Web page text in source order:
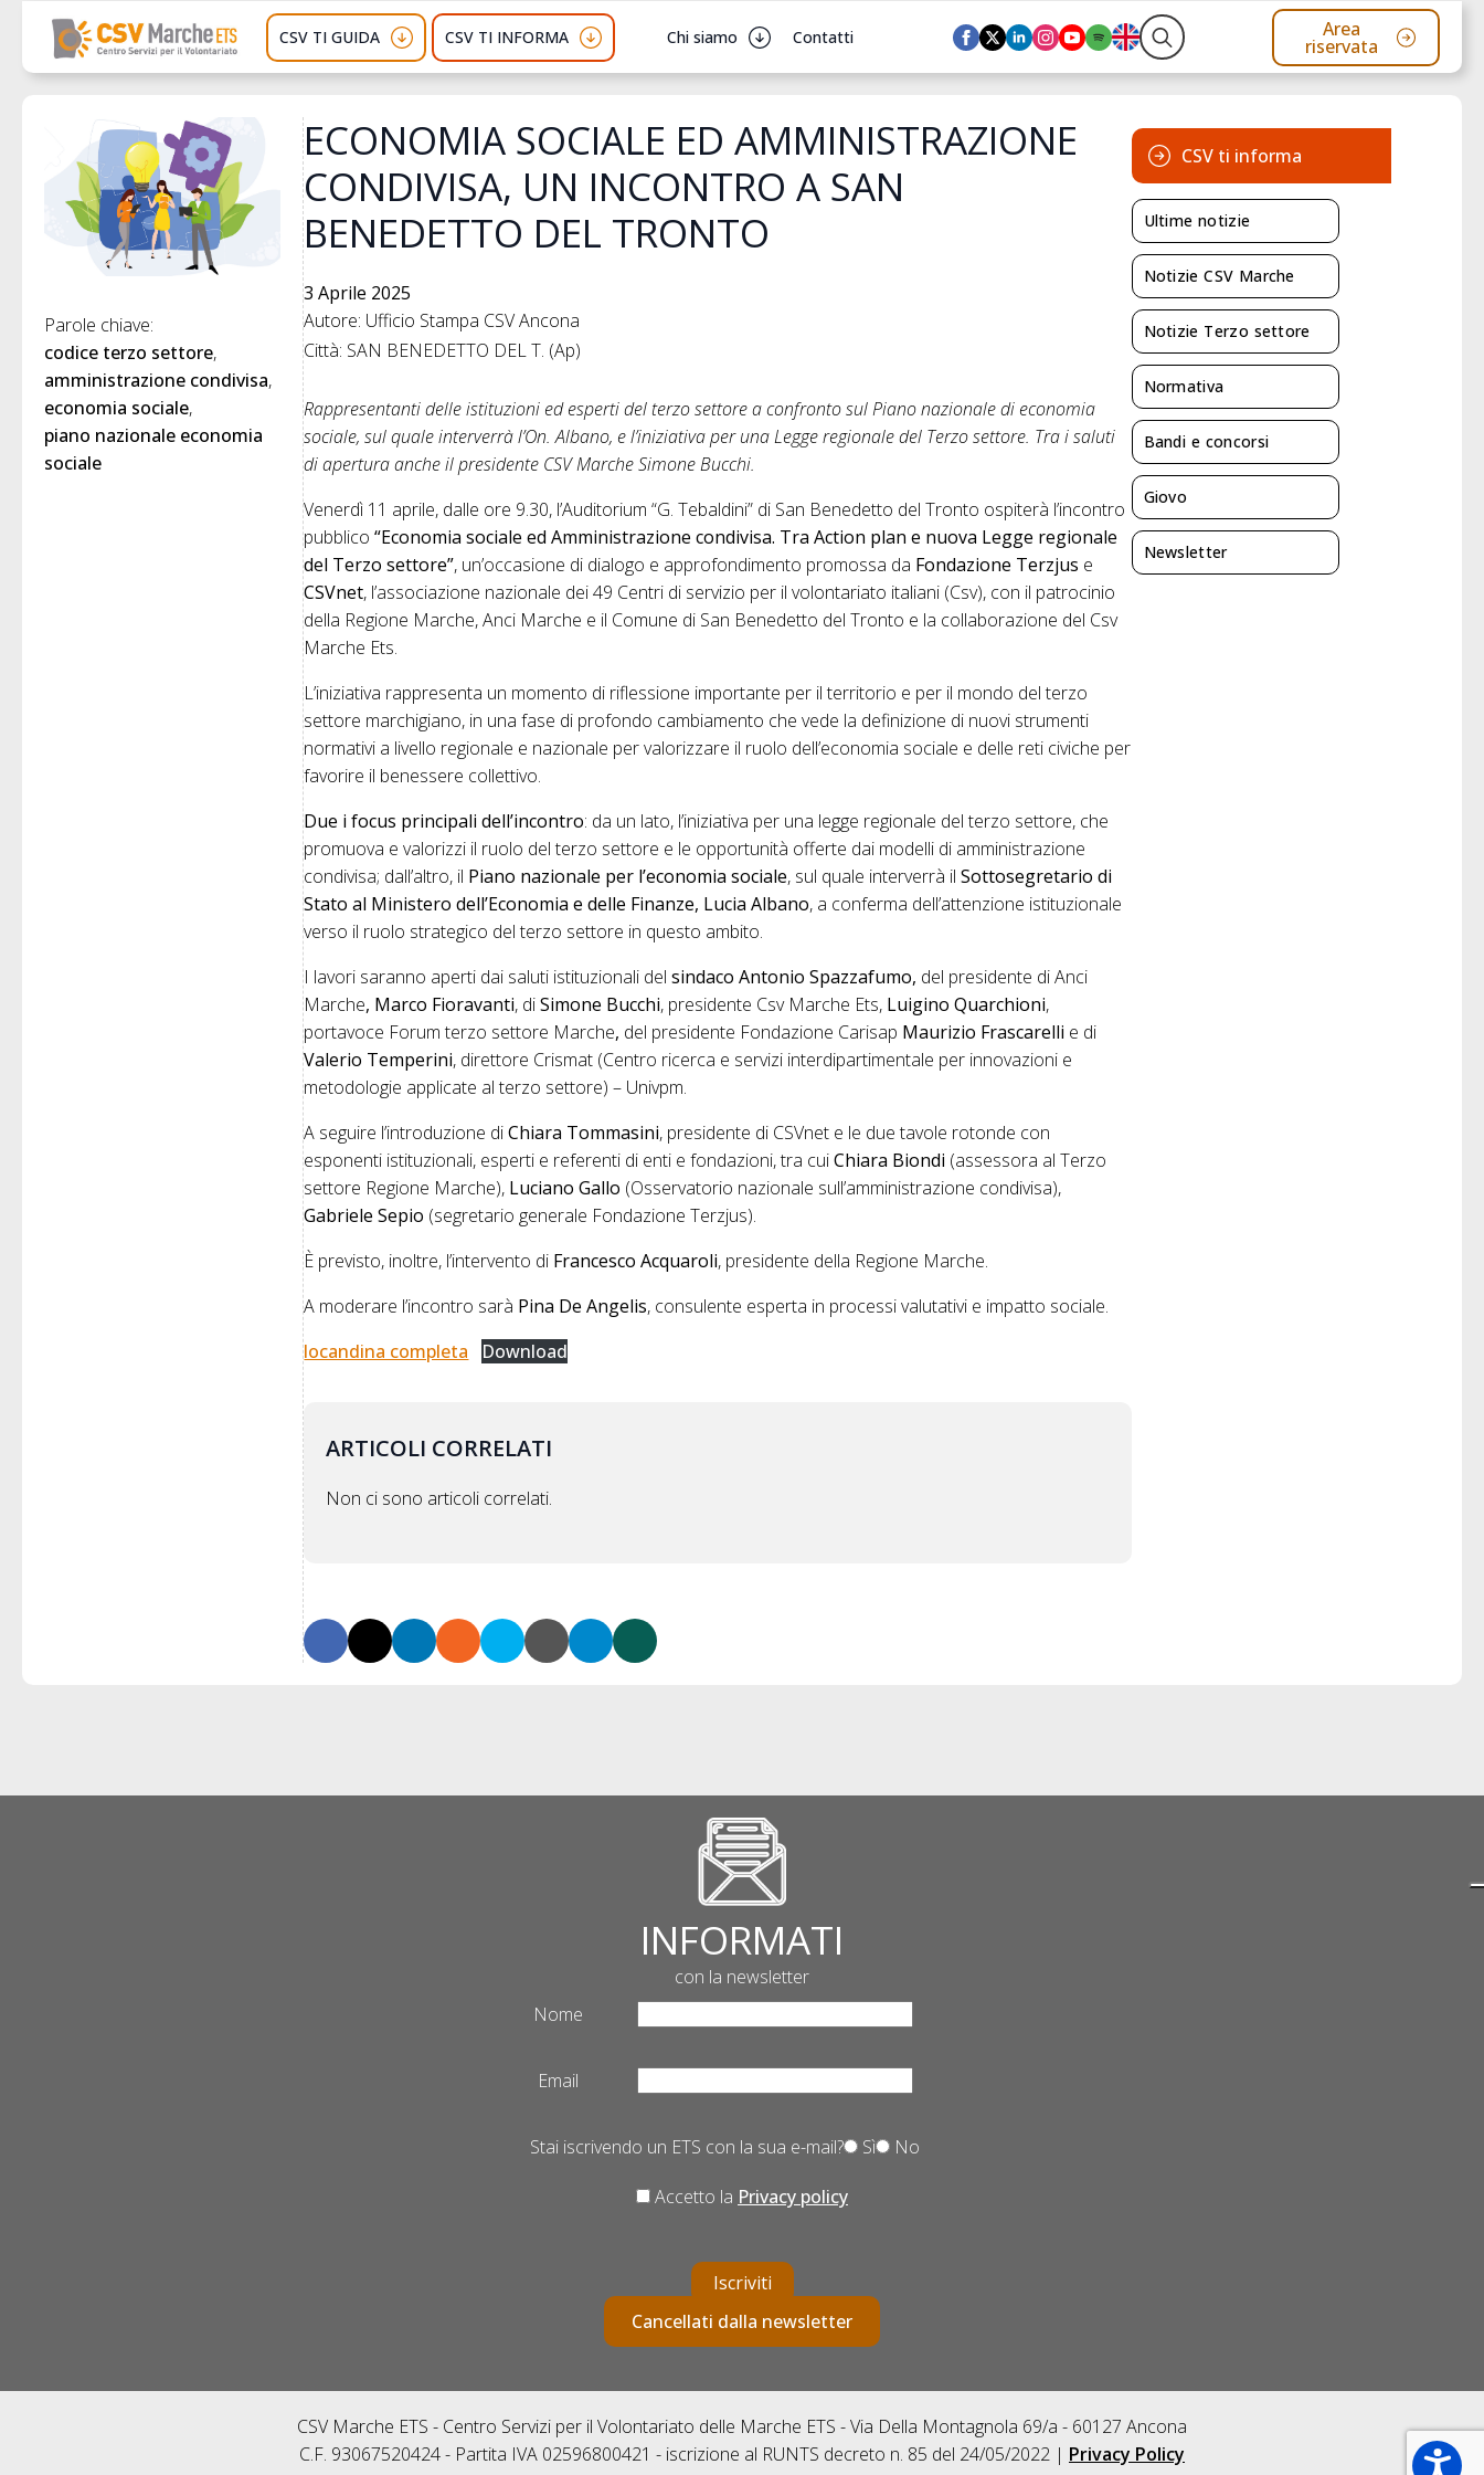
CSV TI GUIDA CSV TI INFORMA Chi siamo Contatti
Search
Area
riservata
Parole chiave:
codice terzo settore
amministrazione condivisa
economia sociale
piano nazionale economia
sociale
ECONOMIA SOCIALE ED AMMINISTRAZIONE
CONDIVISA, UN INCONTRO A SAN
BENEDETTO DEL TRONTO
3 Aprile 2025
Autore: Ufficio Stampa CSV Ancona
Città: SAN BENEDETTO DEL T. (Ap)
Rappresentanti delle istituzioni ed esperti del terzo settore a confronto sul Piano nazionale di economia
sociale, sul quale interverrà l’On. Albano, e l’iniziativa per una Legge regionale del Terzo settore. Tra i saluti
di apertura anche il presidente CSV Marche Simone Bucchi.
Venerdì 11 aprile, dalle ore 9.30, l’Auditorium “G. Tebaldini” di San Benedetto del Tronto ospiterà l’incontro
pubblico“Economia sociale ed Amministrazione condivisa. Tra Action plan e nuova Legge regionale
del Terzo settore”, un’occasione di dialogo e approfondimento promossa da Fondazione Terzjus e
CSVnet, l’associazione nazionale dei 49 Centri di servizio per il volontariato italiani (Csv), con il patrocinio
della Regione Marche, Anci Marche e il Comune di San Benedetto del Tronto e la collaborazione del Csv
Marche Ets.
L’iniziativa rappresenta un momento di riflessione importante per il territorio e per il mondo del terzo
settore marchigiano, in una fase di profondo cambiamento che vede la definizione di nuovi strumenti
normativi a livello regionale e nazionale per valorizzare il ruolo dell’economia sociale e delle reti civiche per
favorire il benessere collettivo.
Due i focus principali dell’incontro: da un lato, l’iniziativa per una legge regionale del terzo settore, che
promuova e valorizzi il ruolo del terzo settore e le opportunità offerte dai modelli di amministrazione
condivisa; dall’altro, il Piano nazionale per l’economia sociale, sul quale interverrà ilSottosegretario di
Stato al Ministero dell’Economia e delle Finanze, Lucia Albano, a conferma dell’attenzione istituzionale
verso il ruolo strategico del terzo settore in questo ambito.
I lavori saranno aperti dai saluti istituzionali delsindaco Antonio Spazzafumo, del presidente di Anci
Marche, Marco Fioravanti, diSimone Bucchi, presidente Csv Marche Ets, Luigino Quarchioni,
portavoce Forum terzo settore Marche, del presidente Fondazione Carisap Maurizio Frascarelli e di
Valerio Temperini, direttore Crismat (Centro ricerca e servizi interdipartimentale per innovazioni e
metodologie applicate al terzo settore) – Univpm.
A seguire l’introduzione diChiara Tommasini, presidente di CSVnet e le due tavole rotonde con
esponenti istituzionali, esperti e referenti di enti e fondazioni, tra cuiChiara Biondi (assessora al Terzo
settore Regione Marche), Luciano Gallo (Osservatorio nazionale sull’amministrazione condivisa),
Gabriele Sepio (segretario generale Fondazione Terzjus).
È previsto, inoltre, l’intervento di Francesco Acquaroli, presidente della Regione Marche.
A moderare l’incontro sarà Pina De Angelis, consulente esperta in processi valutativi e impatto sociale.
locandina completa
Download
ARTICOLI CORRELATI
Non ci sono articoli correlati.
CSV ti informa
Ultime notizie
Notizie CSV Marche
Notizie Terzo settore
Normativa
Bandi e concorsi
Giovo
Newsletter
INFORMATI
con la newsletter
Nome
Email
Stai iscrivendo un ETS con la sua e-mail? Sì No
Accetto la Privacy policy
Iscriviti
Cancellati dalla newsletter
CSV Marche ETS - Centro Servizi per il Volontariato delle Marche ETS - Via Della Montagnola 69/a - 60127 Ancona
C.F. 93067520424 - Partita IVA 02596800421 - iscrizione al RUNTS decreto n. 85 del 24/05/2022 | Privacy Policy